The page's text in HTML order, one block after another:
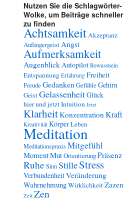
Nutzen Sie die Schlagwörter-
Wolke, um Beiträge schneller
zu finden
AchtsamkeitAkzeptanz
AnfängergeistAngst
Aufmerksamkeit
AugenblickAutopilot Bewusstsein
Entspannung Erfahrung Freiheit
FreudeGedanken GefühleGehirn
GeistGelassenheitGlück
hier und jetztIntuition Jetzt
KlarheitKonzentrationKraft
Kreativität KörperLeben
Meditation
MeditationspraxisMitgefühl
MomentMutOrientierungPräsenz
Ruhe SinnStilleStress
VerbundenheitVeränderung
WahrnehmungWirklichkeitZazen
Zeit Zen